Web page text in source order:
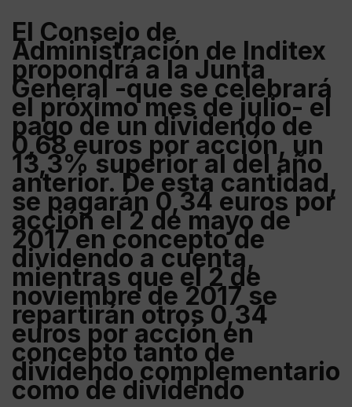
El Consejo de
Administración de Inditex
propondrá a la Junta
General -que se celebrará
el próximo mes de julio- el
pago de un dividendo de
0,68 euros por acción, un
13,3% superior al del año
anterior. De esta cantidad,
se pagarán 0,34 euros por
acción el 2 de mayo de
2017 en concepto de
dividendo a cuenta,
mientras que el 2 de
noviembre de 2017 se
repartirán otros 0,34
euros por acción en
concepto tanto de
dividendo complementario
como de dividendo